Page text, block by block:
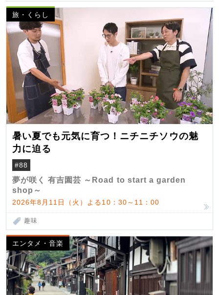
旅・くらし
暑い夏でも元気に育つ！ニチニチソウの魅
力に迫る
#88
夢が咲く 有吉園芸 ～Road to start a garden
shop～
2026年8月11日（火）よる10：30～11：00
趣味
エンタメ・音楽